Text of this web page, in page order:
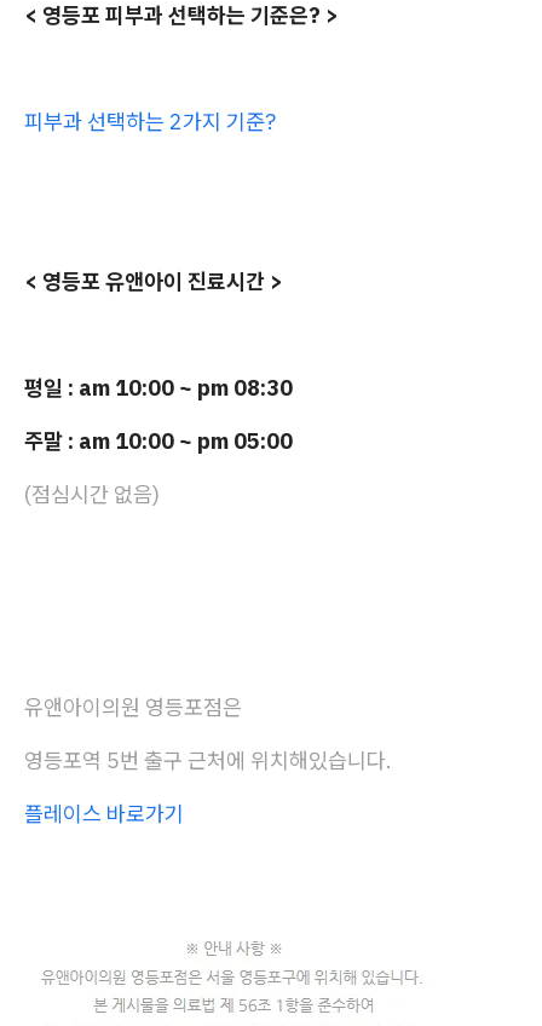
< 영등포 피부과 선택하는 기준은? >
피부과 선택하는 2가지 기준?
< 영등포 유앤아이 진료시간 >
평일 : am 10:00 ~ pm 08:30
주말 : am 10:00 ~ pm 05:00
(점심시간 없음)
유앤아이의원 영등포점은
영등포역 5번 출구 근처에 위치해있습니다.
플레이스 바로가기